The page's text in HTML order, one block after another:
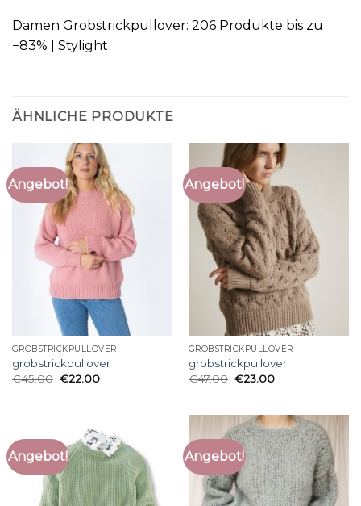
Damen Grobstrickpullover: 206 Produkte bis zu
−83% | Stylight
ÄHNLICHE PRODUKTE
Angebot!
GROBSTRICKPULLOVER
grobstrickpullover
€45.00 €22.00
Angebot!
GROBSTRICKPULLOVER
grobstrickpullover
€47.00 €23.00
Angebot! Angebot!